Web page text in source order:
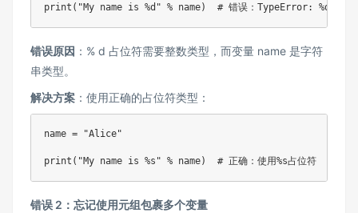
print ( "My name is %d" % name) # 错误：TypeError: %d
错误原因 ：% d 占位符需要整数类型，而变量 name 是字符
串类型。
解决方案 ：使用正确的占位符类型：
name = "Alice"
print ( "My name is %s" % name) # 正确：使用%s占位符
错误 2：忘记使用元组包裹多个变量